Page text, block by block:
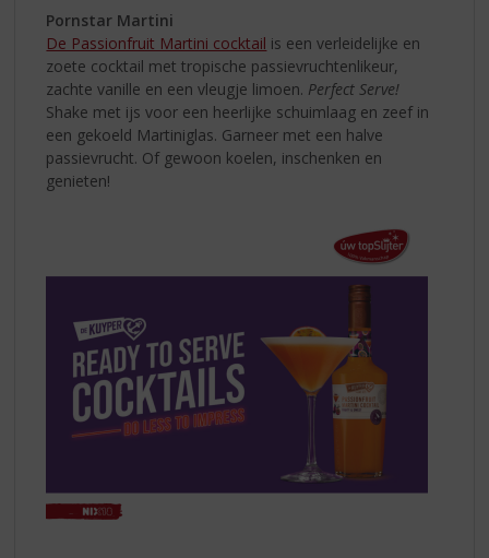
Pornstar Martini
De Passionfruit Martini cocktail is een verleidelijke en
zoete cocktail met tropische passievruchtenlikeur,
zachte vanille en een vleugje limoen. Perfect Serve!
Shake met ijs voor een heerlijke schuimlaag en zeef in
een gekoeld Martiniglas. Garneer met een halve
passievrucht. Of gewoon koelen, inschenken en
genieten!